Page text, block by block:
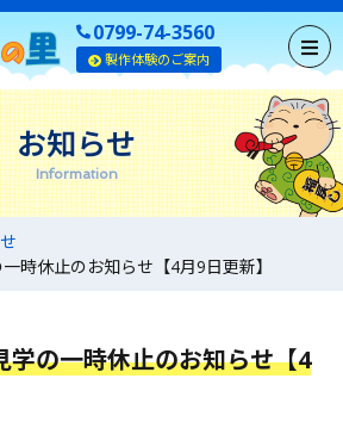
0799-74-3560
製作体験のご案内
お知らせ
Information
時休止のお知らせ【4月9日更新】
学の一時休止のお知らせ【4